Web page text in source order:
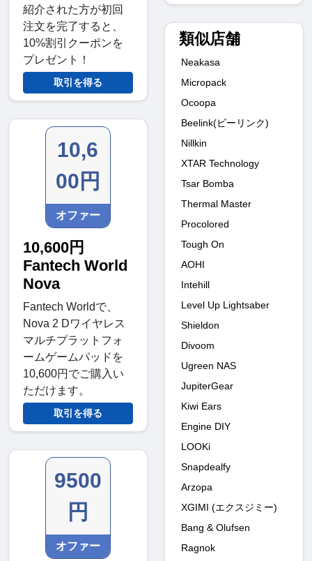
紹介された方が初回
注文を完了すると、
10%割引クーポンを
プレゼント！
取引を得る
10,6
00円
オファー
10,600円
Fantech World
Nova
Fantech Worldで、
Nova 2 Dワイヤレス
マルチプラットフォ
ームゲームパッドを
10,600円でご購入い
ただけます。
取引を得る
9500
円
オファー
類似店舗
Neakasa
Micropack
Ocoopa
Beelink(ビーリンク)
Nillkin
XTAR Technology
Tsar Bomba
Thermal Master
Procolored
Tough On
AOHI
Intehill
Level Up Lightsaber
Shieldon
Divoom
Ugreen NAS
JupiterGear
Kiwi Ears
Engine DIY
LOOKi
Snapdealfy
Arzopa
XGIMI (エクスジミー)
Bang & Olufsen
Ragnok